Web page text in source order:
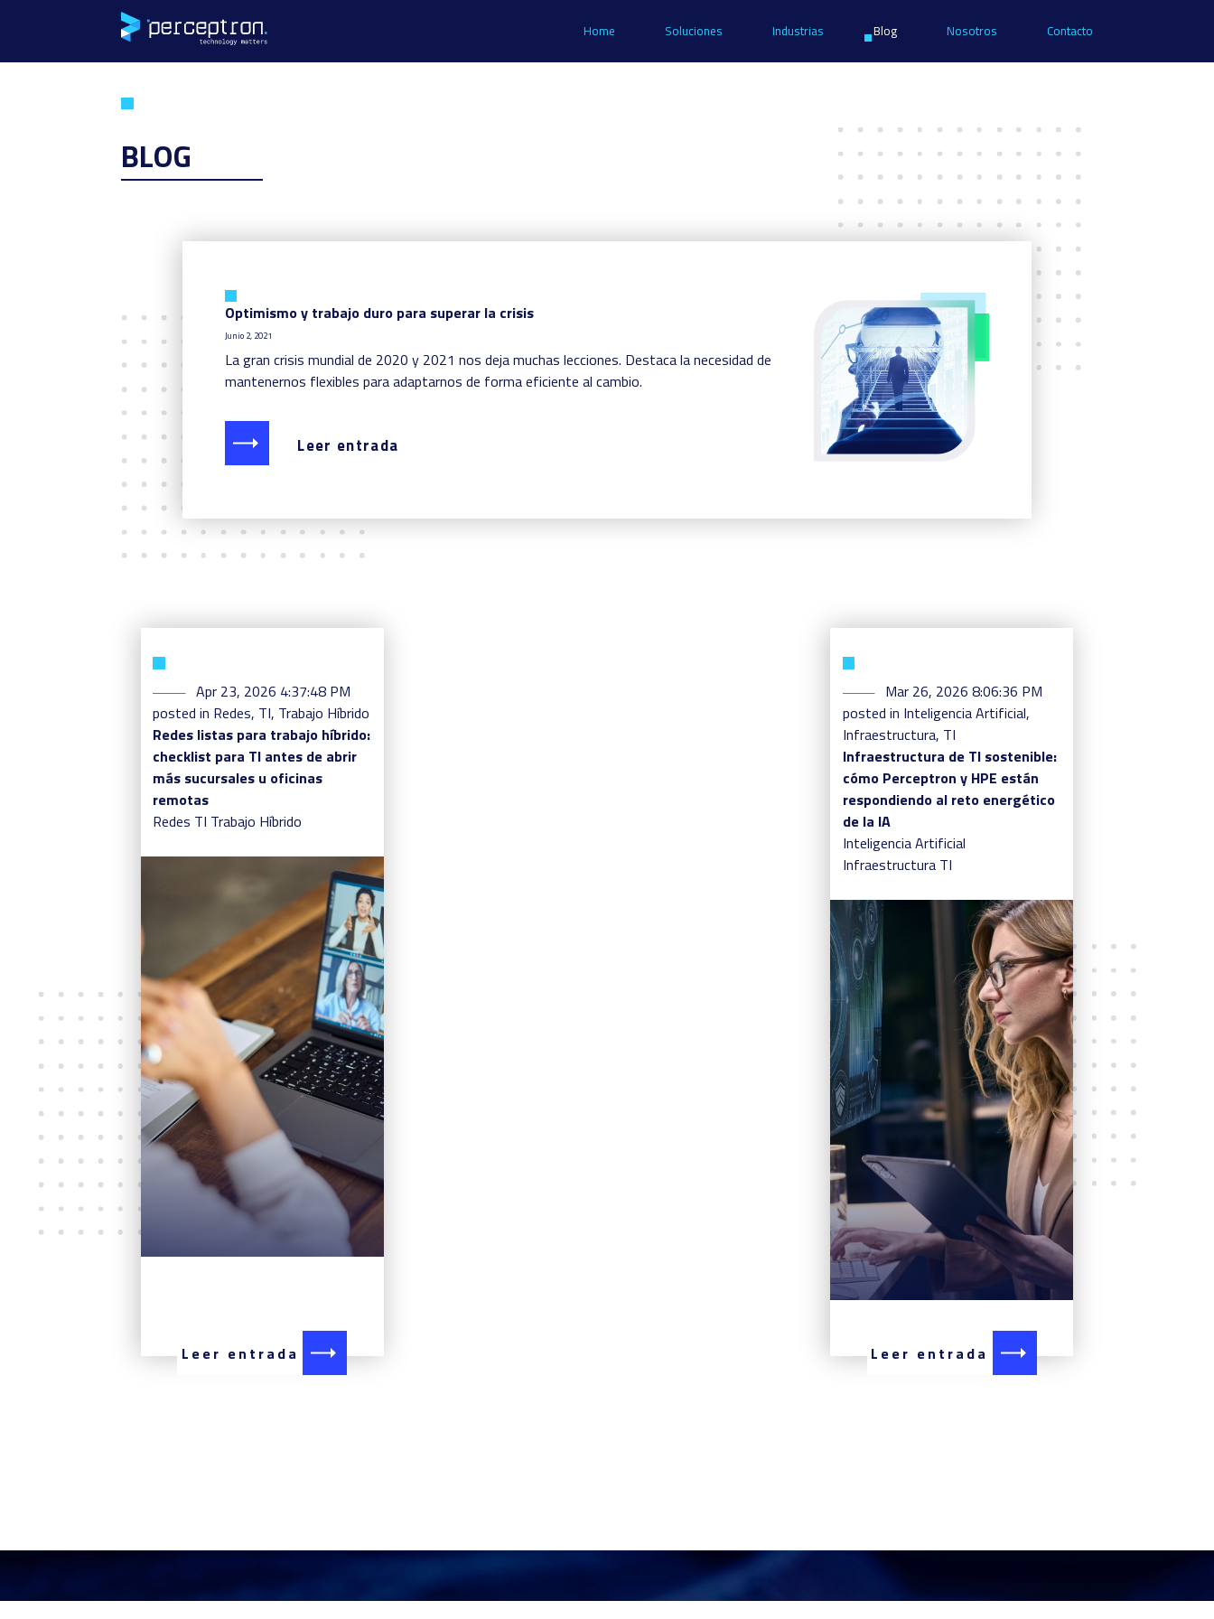
Home Soluciones Industrias Blog Nosotros Contacto
BLOG
Optimismo y trabajo duro para superar la crisis
Junio 2, 2021
La gran crisis mundial de 2020 y 2021 nos deja muchas lecciones. Destaca la necesidad de
mantenernos flexibles para adaptarnos de forma eficiente al cambio.
Leer entrada
Apr 23, 2026 4:37:48 PM
posted in Redes, TI, Trabajo Híbrido
Redes listas para trabajo híbrido:
checklist para TI antes de abrir
más sucursales u oficinas
remotas
Redes TI Trabajo Híbrido
Leer entrada
Mar 26, 2026 8:06:36 PM
posted in Inteligencia Artificial,
Infraestructura, TI
Infraestructura de TI sostenible:
cómo Perceptron y HPE están
respondiendo al reto energético
de la IA
Inteligencia Artificial
Infraestructura TI
Leer entrada